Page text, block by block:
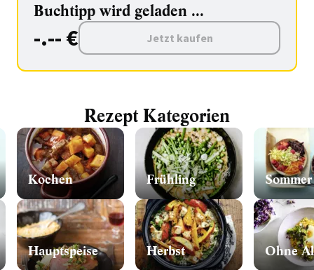
Buchtipp wird geladen ...
-.-- € Jetzt kaufen
Rezept Kategorien
Kochen
Hauptspeise
Frühling
Herbst
Sommer
Ohne